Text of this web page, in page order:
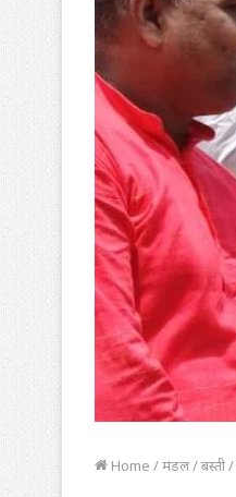
Home /मंडल/बस्ती/